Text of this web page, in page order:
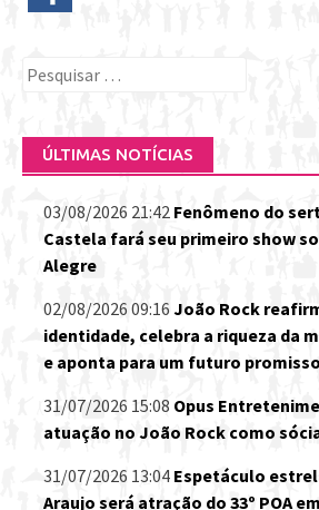
Pesquisar
ÚLTIMAS NOTÍCIAS
03/08/2026 21:42 Fenômeno do
Castela fará seu primeiro show
Alegre
02/08/2026 09:16 João Rock
identidade, celebra a riqueza da
e aponta para um futuro
31/07/2026 15:08 Opus
atuação no João Rock como
31/07/2026 13:04 Espetáculo
Araujo será atração do 33º POA